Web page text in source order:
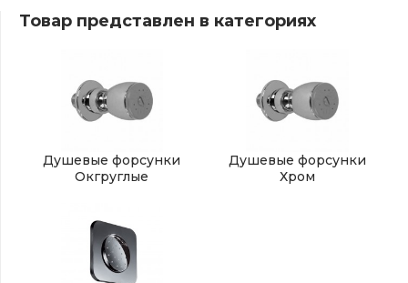
Товар представлен в категориях
Душевые форсунки
Окгруглые
Душевые форсунки
Хром